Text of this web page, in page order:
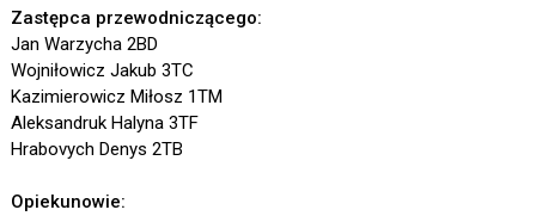
Zastępca przewodniczącego:
Jan Warzycha 2BD
Wojniłowicz Jakub 3TC
Kazimierowicz Miłosz 1TM
Aleksandruk Halyna 3TF
Hrabovych Denys 2TB
Opiekunowie: